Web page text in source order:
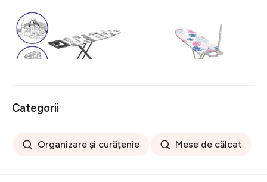
Masa de calcat Romania,
Heinner, 42 x 125.5 cm,
metal/bumbac, multicolor
216 lei
Classic M Basic Plus, 38 x
120 cm, multicolor
Categorii
Organizare și curățenie Mese de călcat